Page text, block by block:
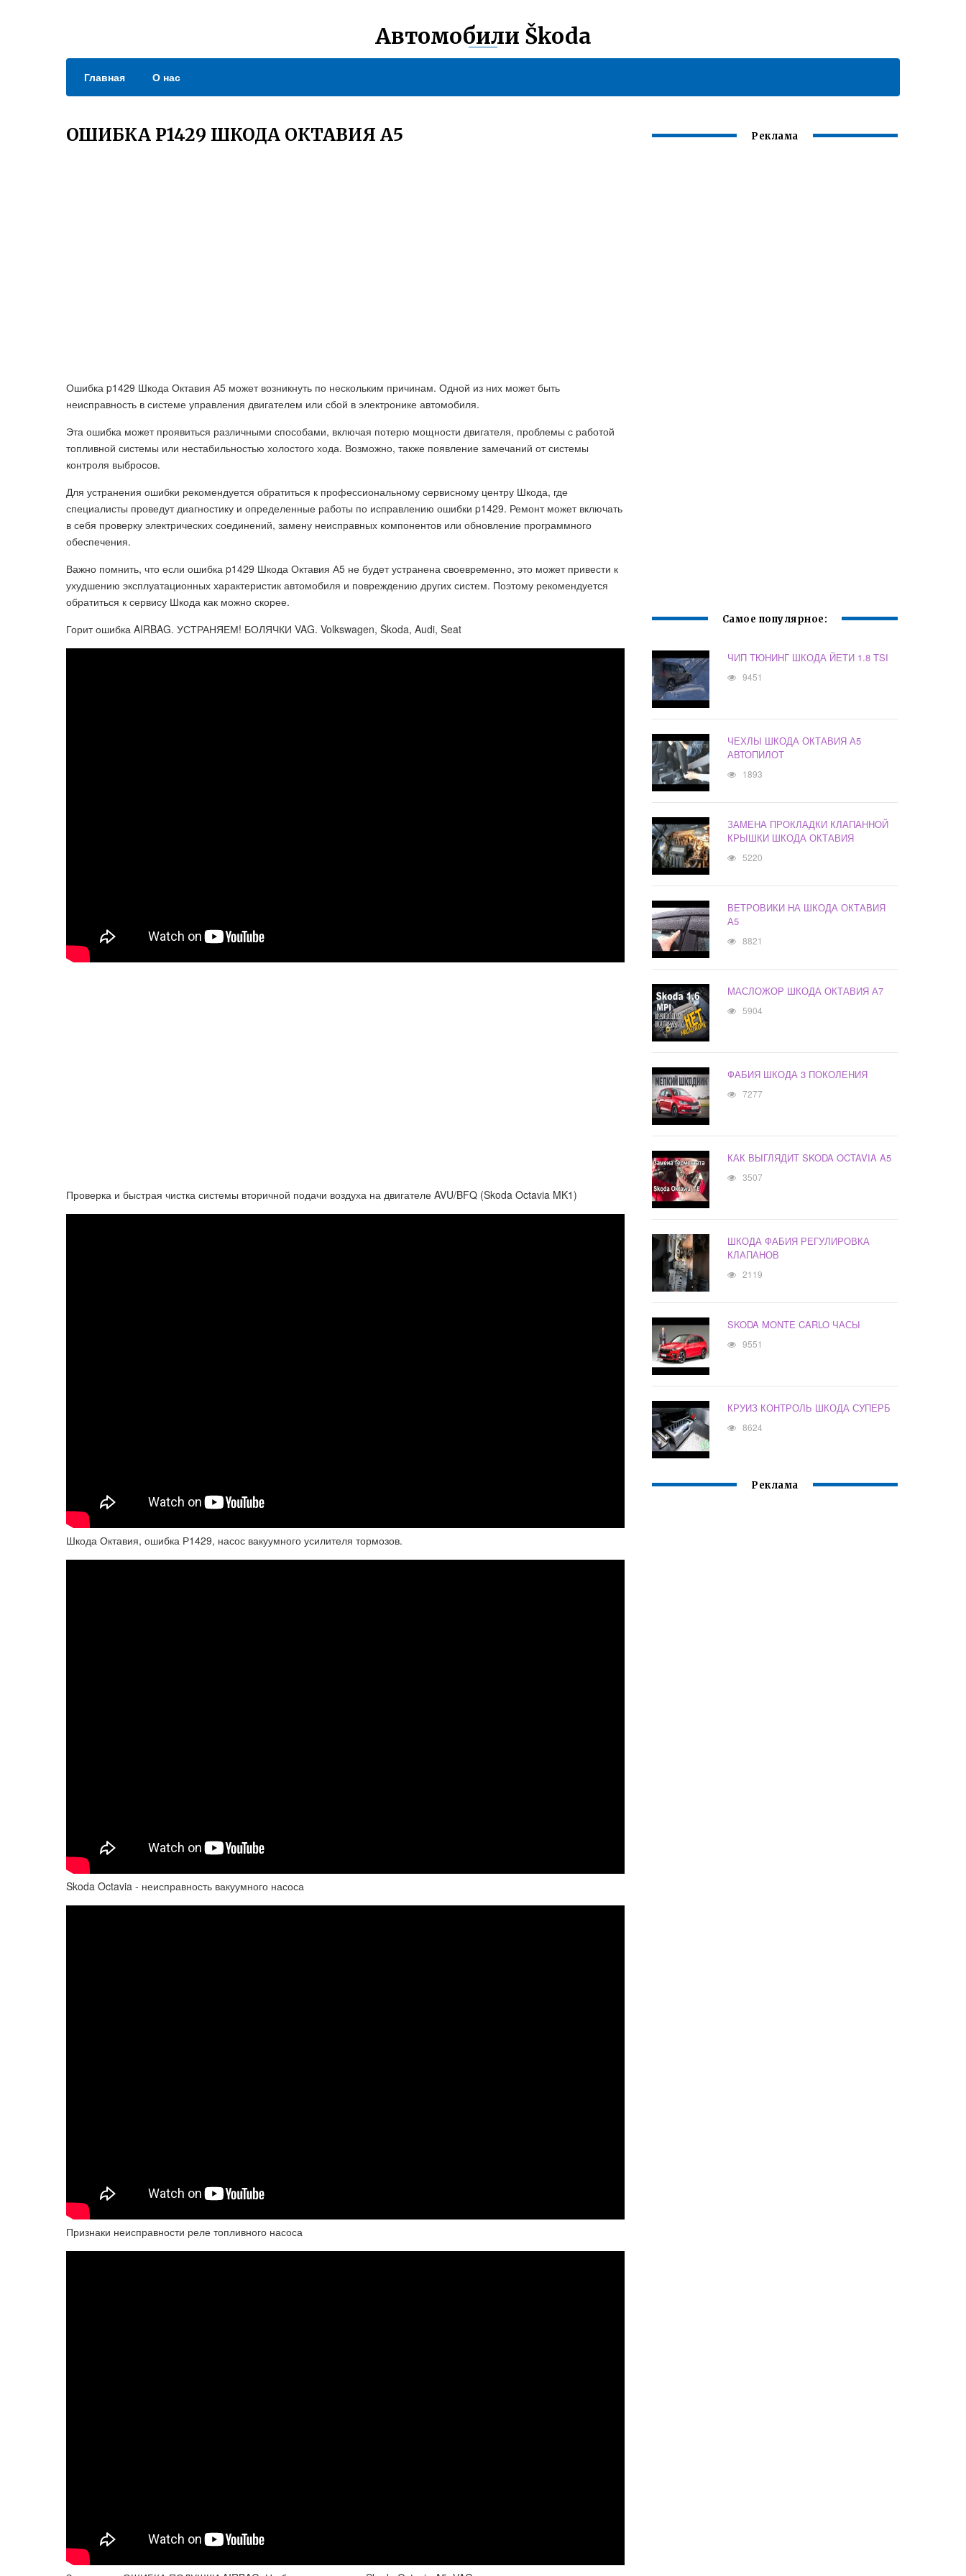
Автомобили Škoda
Главная О нас
ОШИБКА P1429 ШКОДА ОКТАВИЯ А5
Ошибка p1429 Шкода Октавия А5 может возникнуть по нескольким причинам. Одной из них может быть
неисправность в системе управления двигателем или сбой в электронике автомобиля.
Эта ошибка может проявиться различными способами, включая потерю мощности двигателя, проблемы с работой
топливной системы или нестабильностью холостого хода. Возможно, также появление замечаний от системы
контроля выбросов.
Для устранения ошибки рекомендуется обратиться к профессиональному сервисному центру Шкода, где
специалисты проведут диагностику и определенные работы по исправлению ошибки p1429. Ремонт может включать
в себя проверку электрических соединений, замену неисправных компонентов или обновление программного
обеспечения.
Важно помнить, что если ошибка p1429 Шкода Октавия А5 не будет устранена своевременно, это может привести к
ухудшению эксплуатационных характеристик автомобиля и повреждению других систем. Поэтому рекомендуется
обратиться к сервису Шкода как можно скорее.
Горит ошибка AIRBAG. УСТРАНЯЕМ! БОЛЯЧКИ VAG. Volkswagen, Škoda, Audi, Seat
Проверка и быстрая чистка системы вторичной подачи воздуха на двигателе AVU/BFQ (Skoda Octavia MK1)
Шкода Октавия, ошибка Р1429, насос вакуумного усилителя тормозов.
Skoda Octavia - неисправность вакуумного насоса
Признаки неисправности реле топливного насоса
Реклама
Самое популярное:
ЧИП ТЮНИНГ ШКОДА ЙЕТИ 1.8 TSI
9451
ЧЕХЛЫ ШКОДА ОКТАВИЯ А5
АВТОПИЛОТ
1893
ЗАМЕНА ПРОКЛАДКИ КЛАПАННОЙ
КРЫШКИ ШКОДА ОКТАВИЯ
5220
ВЕТРОВИКИ НА ШКОДА ОКТАВИЯ
А5
8821
МАСЛОЖОР ШКОДА ОКТАВИЯ А7
5904
ФАБИЯ ШКОДА 3 ПОКОЛЕНИЯ
7277
КАК ВЫГЛЯДИТ SKODA OCTAVIA A5
3507
ШКОДА ФАБИЯ РЕГУЛИРОВКА
КЛАПАНОВ
2119
SKODA MONTE CARLO ЧАСЫ
9551
КРУИЗ КОНТРОЛЬ ШКОДА СУПЕРБ
8624
Реклама